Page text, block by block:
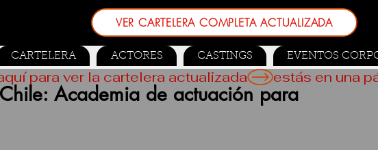
VER CARTELERA COMPLETA ACTUALIZADA
CARTELERA ACTORES CASTINGS EVENTOS
Academia de actuación para
para ver la cartelera actualizada